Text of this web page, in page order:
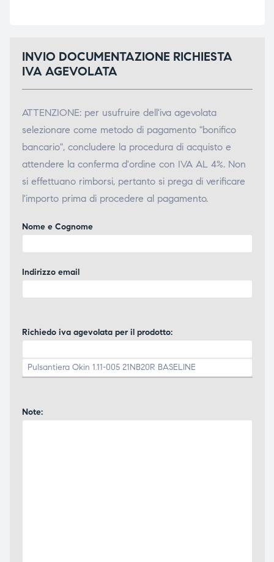
INVIO DOCUMENTAZIONE RICHIESTA
IVA AGEVOLATA
ATTENZIONE: per usufruire dell'iva agevolata
selezionare come metodo di pagamento "bonifico
bancario", concludere la procedura di acquisto e
attendere la conferma d'ordine con IVA AL 4%. Non
si effettuano rimborsi, pertanto si prega di verificare
l'importo prima di procedere al pagamento.
Nome e Cognome
Indirizzo email
Richiedo iva agevolata per il prodotto:
Note: